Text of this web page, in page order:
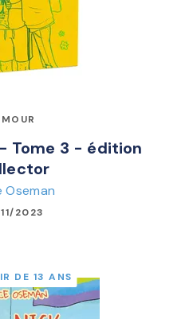
Tome 3 - édition
Oseman
2023
DE 13 ANS